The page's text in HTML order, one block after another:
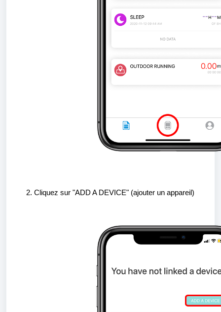
Cliquez sur "ADD A DEVICE" (ajouter un appareil)